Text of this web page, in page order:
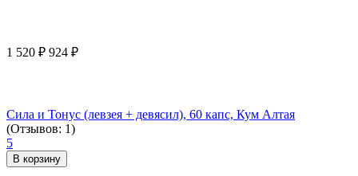
1 520 ₽ 924 ₽
Сила и Тонус (левзея + девясил), 60 капс, Кум Алтая
(Отзывов: 1)
5
В корзину